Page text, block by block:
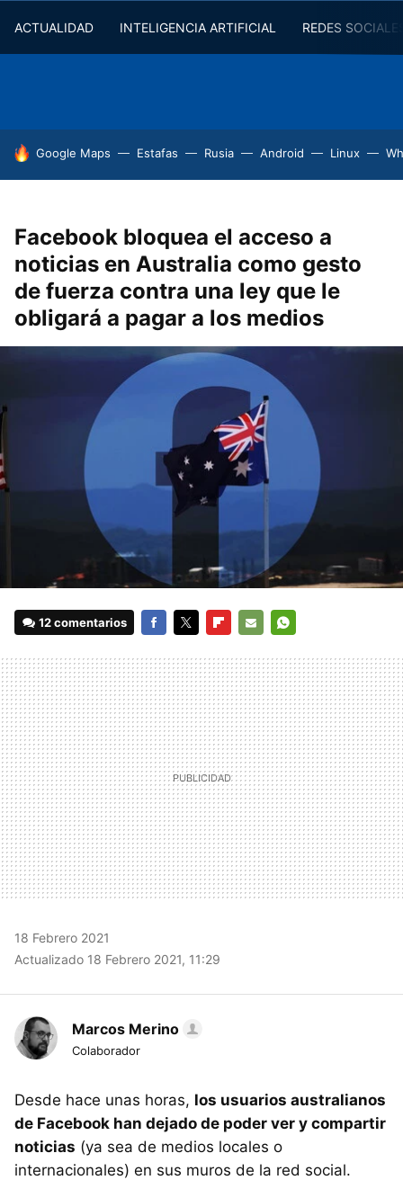
ACTUALIDAD INTELIGENCIA ARTIFICIAL REDES
HOY SE HABLA DE
Google Maps Estafas Rusia Android Linux
Facebook bloquea el acceso a
noticias en Australia como gesto
de fuerza contra una ley que le
obligará a pagar a los medios
12 comentarios
MAIL
18 Febrero 2021
Actualizado 18 Febrero 2021, 11:29
Marcos Merino
Colaborador
Desde hace unas horas, los usuarios australianos
de Facebook han dejado de poder ver y compartir
noticias (ya sea de medios locales o
internacionales) en sus muros de la red social.